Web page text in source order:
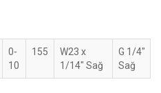
0-
10
155
W23 x
1/14" Sağ
G 1/4"
Sağ